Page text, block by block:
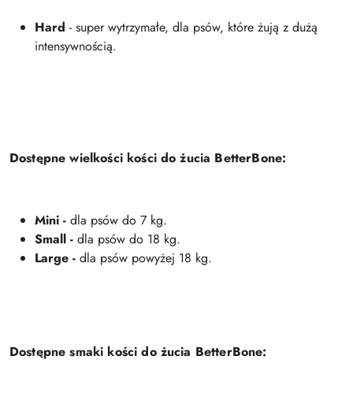
Hard - super wytrzymałe, dla psów, które żują z dużą
intensywnością.
Dostępne wielkości kości do żucia BetterBone:
Mini - dla psów do 7 kg.
Small - dla psów do 18 kg.
Large - dla psów powyżej 18 kg.
Dostępne smaki kości do żucia BetterBone: